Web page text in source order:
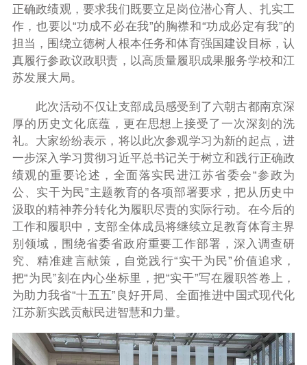
正确政绩观，要求我们既要立足岗位潜心育人、扎实工
作，也要以“功成不必在我”的胸襟和“功成必定有我”的
担当，围绕立德树人根本任务和体育强国建设目标，认
真履行参政议政职责，以高质量履职成果服务学校和江
苏发展大局。
此次活动不仅让支部成员感受到了六朝古都南京深
厚的历史文化底蕴，更在思想上接受了一次深刻的洗
礼。大家纷纷表示，将以此次参观学习为新的起点，进
一步深入学习贯彻习近平总书记关于树立和践行正确政
绩观的重要论述，全面落实民进江苏省委会“参政为
公、实干为民”主题教育的各项部署要求，把从历史中
汲取的精神养分转化为履职尽责的实际行动。在今后的
工作和履职中，支部全体成员将继续立足教育体育主界
别领域，围绕省委省政府重要工作部署，深入调查研
究、精准建言献策，自觉践行“实干为民”价值追求，
把“为民”刻在内心坐标里，把“实干”写在履职答卷上，
为助力我省“十五五”良好开局、全面推进中国式现代化
江苏新实践贡献民进智慧和力量。